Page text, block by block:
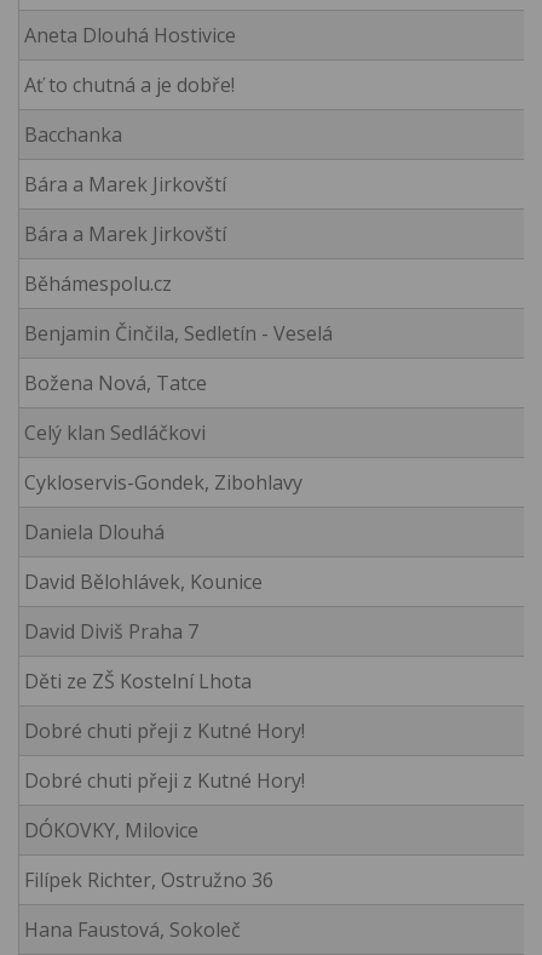
Aneta Dlouhá Hostivice
Ať to chutná a je dobře!
Bacchanka
Bára a Marek Jirkovští
Bára a Marek Jirkovští
Běhámespolu.cz
Benjamin Činčila, Sedletín - Veselá
Božena Nová, Tatce
Celý klan Sedláčkovi
Cykloservis-Gondek, Zibohlavy
Daniela Dlouhá
David Bělohlávek, Kounice
David Diviš Praha 7
Děti ze ZŠ Kostelní Lhota
Dobré chuti přeji z Kutné Hory!
Dobré chuti přeji z Kutné Hory!
DÓKOVKY, Milovice
Filípek Richter, Ostružno 36
Hana Faustová, Sokoleč